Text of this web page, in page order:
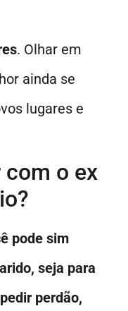
. Olhar em
ainda se
lugares e
com o ex
pode sim
seja para
perdão,